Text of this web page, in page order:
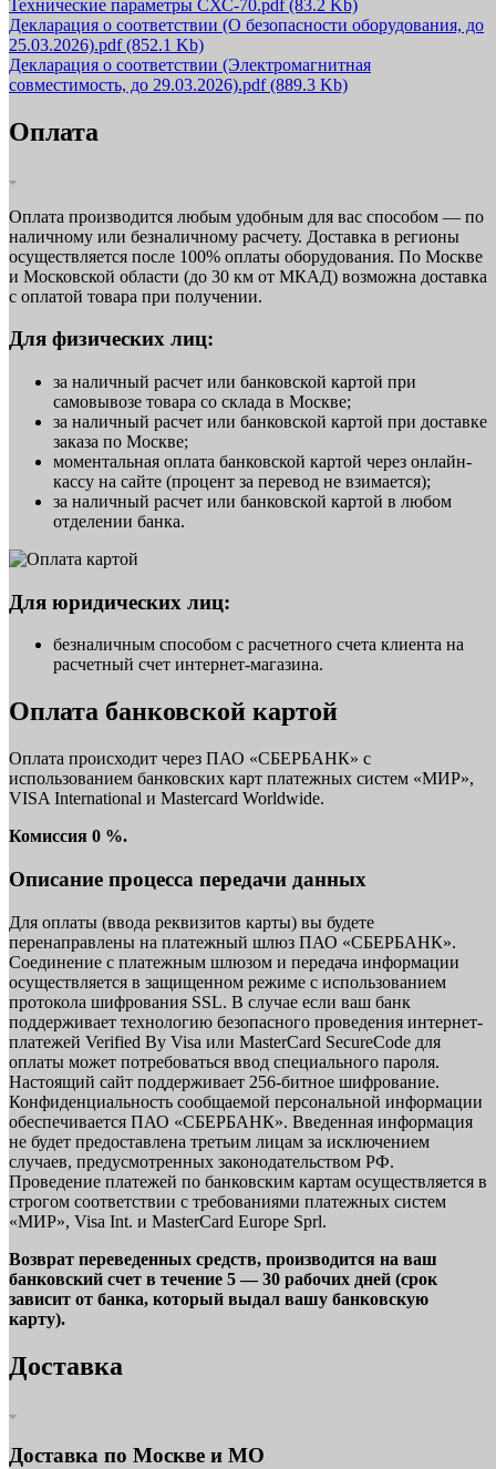
Технические параметры СХС-70.pdf(83.2 Kb)
Декларация о соответствии (О безопасности оборудования, до
25.03.2026).pdf(852.1 Kb)
Декларация о соответствии (Электромагнитная
совместимость, до 29.03.2026).pdf(889.3 Kb)
Оплата
Оплата производится любым удобным для вас способом — по
наличному или безналичному расчету. Доставка в регионы
осуществляется после 100% оплаты оборудования. По Москве
и Московской области (до 30 км от МКАД) возможна доставка
с оплатой товара при получении.
Для физических лиц:
за наличный расчет или банковской картой при
самовывозе товара со склада в Москве;
за наличный расчет или банковской картой при доставке
заказа по Москве;
моментальная оплата банковской картой через онлайн-
кассу на сайте (процент за перевод не взимается);
за наличный расчет или банковской картой в любом
отделении банка.
Для юридических лиц:
безналичным способом с расчетного счета клиента на
расчетный счет интернет-магазина.
Оплата банковской картой
Оплата происходит через ПАО «СБЕРБАНК» с
использованием банковских карт платежных систем «МИР»,
VISA International и Mastercard Worldwide.
Комиссия 0 %.
Описание процесса передачи данных
Для оплаты (ввода реквизитов карты) вы будете
перенаправлены на платежный шлюз ПАО «СБЕРБАНК».
Соединение с платежным шлюзом и передача информации
осуществляется в защищенном режиме с использованием
протокола шифрования SSL. В случае если ваш банк
поддерживает технологию безопасного проведения интернет-
платежей Verified By Visa или MasterCard SecureCode для
оплаты может потребоваться ввод специального пароля.
Настоящий сайт поддерживает 256-битное шифрование.
Конфиденциальность сообщаемой персональной информации
обеспечивается ПАО «СБЕРБАНК». Введенная информация
не будет предоставлена третьим лицам за исключением
случаев, предусмотренных законодательством РФ.
Проведение платежей по банковским картам осуществляется в
строгом соответствии с требованиями платежных систем
«МИР», Visa Int. и MasterCard Europe Sprl.
Возврат переведенных средств, производится на ваш
банковский счет в течение 5 — 30 рабочих дней (срок
зависит от банка, который выдал вашу банковскую
карту).
Доставка
Доставка по Москве и МО